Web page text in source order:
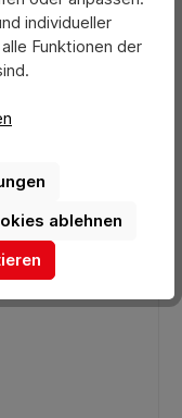
5 Sternen
individueller
Funktionen der
ablehnen